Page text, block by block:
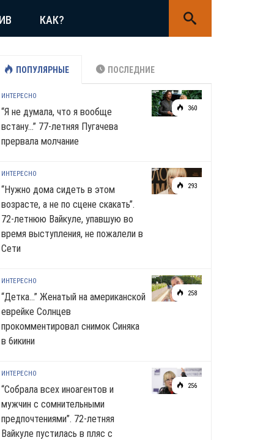
КАК?
ПОПУЛЯРНЫЕ ПОСЛЕДНИЕ
360
ИНТЕРЕСНО
“Я не думала, что я вообще
встану…” 77-летняя Пугачева
прервала молчание
293
ИНТЕРЕСНО
“Нужно дома сидеть в этом
возрасте, а не по сцене скакать”.
72-летнюю Вайкуле, упавшую во
время выступления, не пожалели в
Сети
258
ИНТЕРЕСНО
“Детка…” Женатый на американской
еврейке Солнцев
прокомментировал снимок Синяка
в 6икини
256
ИНТЕРЕСНО
“Собрала всех иноагентов и
мужчин с сомнительными
предпочтениями”. 72-летняя
Вайкуле пустилась в пляс с